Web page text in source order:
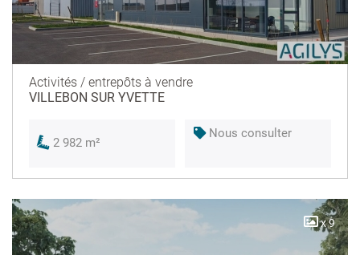
Activités / entrepôts à vendre
VILLEBON SUR YVETTE
2 982 m²
Nous consulter
x 9